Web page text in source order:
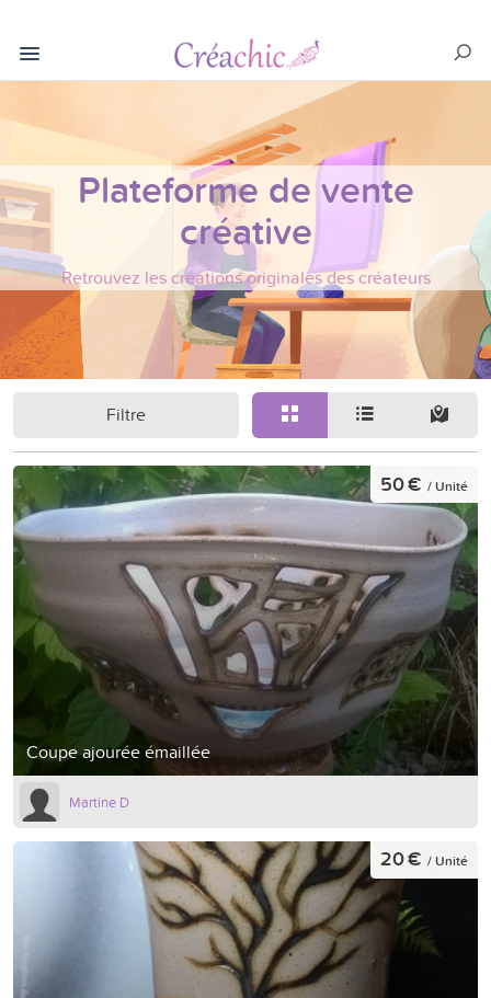
Plateforme de vente
créative
Retrouvez les créations originales des créateurs
Filtre
Coupe ajourée émaillée
50 € / Unité
Martine D
20 € / Unité